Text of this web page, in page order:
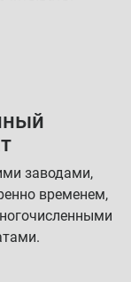
заводами,
временем,